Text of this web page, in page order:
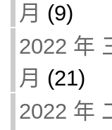
月 (9)
2022 年
月 (21)
2022 年